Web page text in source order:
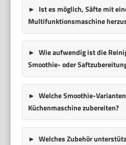
Ist es möglich, Säfte mit
Multifunktionsmaschine
Wie aufwendig ist die
Smoothie- oder
Welche Smoothie-
Küchenmaschine zubereiten?
Welches Zubehör